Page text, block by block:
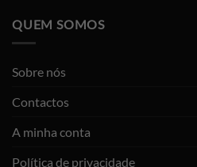
QUEM SOMOS
Sobre nós
Contactos
A minha conta
Política de privacidade